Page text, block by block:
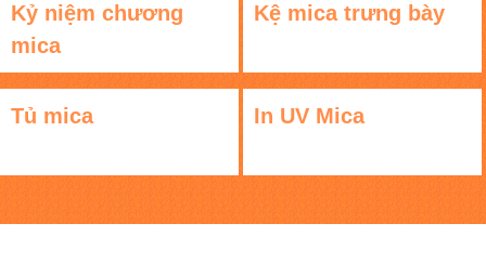
Kỷ niệm chương
mica
Kệ mica trưng bày
Tủ mica In UV Mica